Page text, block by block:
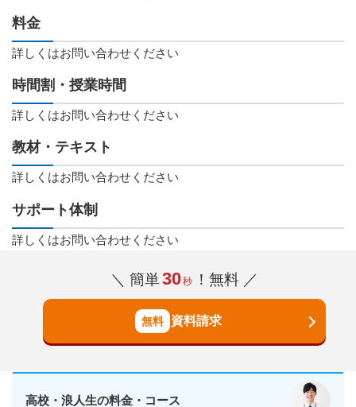
料金
詳しくはお問い合わせください
時間割・授業時間
詳しくはお問い合わせください
教材・テキスト
詳しくはお問い合わせください
サポート体制
詳しくはお問い合わせください
＼ 簡単30秒 ！無料 ／
資料請求
高校・浪人生の料金・コース